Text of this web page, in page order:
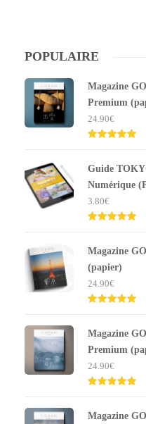
POPULAIRE
Magazine
Premium
24.90€
sur 5
Guide
Numérique
3.80€
sur 5
Magazine
(papier)
24.90€
sur 5
Magazine
Premium
24.90€
sur 5
Magazine